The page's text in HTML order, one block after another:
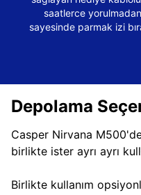
saatlerce
sayesinde parmak izi
Depolama
Casper Nirvana
birlikte ister ayrı ayrı
Birlikte kullanım